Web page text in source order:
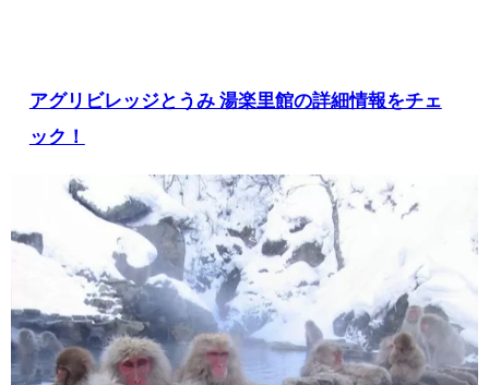
アグリビレッジとうみ 湯楽里館の詳細情報をチェ
ック！